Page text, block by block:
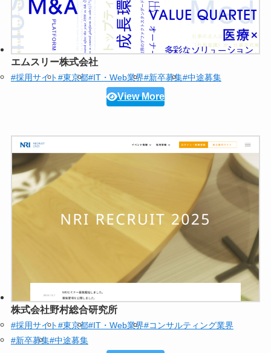
エムスリー株式会社
#採用サイト#東京都#IT・Web業界#新卒募集#中途募集
View More
株式会社野村総合研究所
#採用サイト#東京都#IT・Web業界#コンサルティング業界
#新卒募集#中途募集